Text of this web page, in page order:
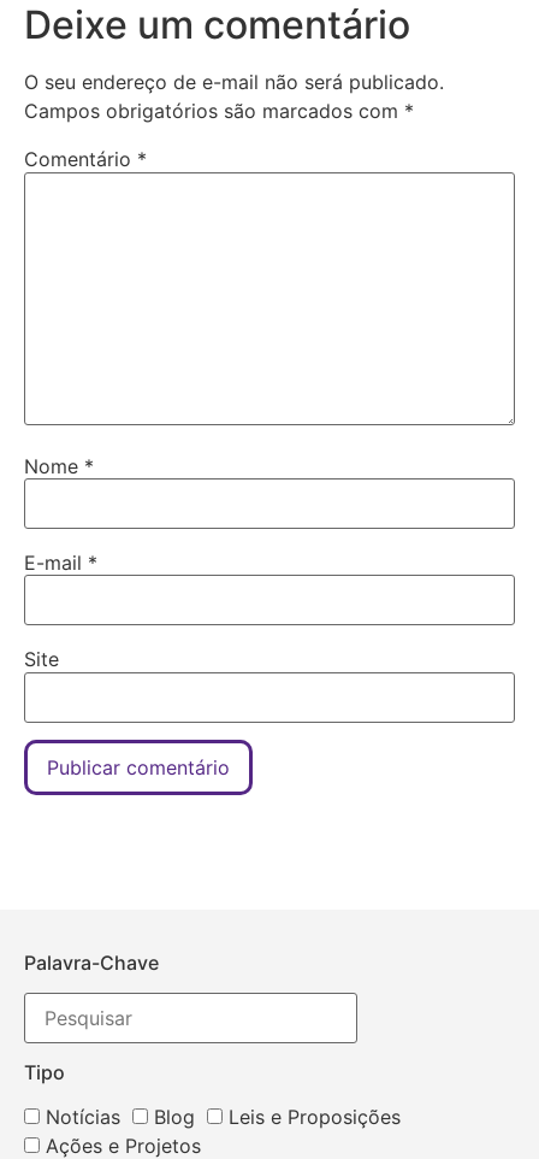
Deixe um comentário
O seu endereço de e-mail não será publicado.
Campos obrigatórios são marcados com *
Comentário *
Nome *
E-mail *
Site
Palavra-Chave
Tipo
Notícias
Blog
Leis e Proposições
Ações e Projetos